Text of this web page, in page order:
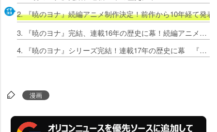
2. 『暁のヨナ』続編アニメ制作決定！前作から10年経て発
3. 『暁のヨナ』完結、連載16年の歴史に幕！続編アニメ制作決定でファン歓喜「ずっと待ってました！」
4. 『暁のヨナ』シリーズ完結！連載17年の歴史に幕 『花とゆめ』最新号に外伝掲載
漫画